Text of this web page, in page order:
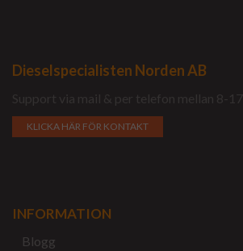
Dieselspecialisten Norden AB
Support via mail & per telefon mellan 8-17.
KLICKA HÄR FÖR KONTAKT
INFORMATION
Blogg